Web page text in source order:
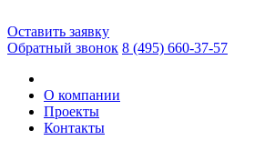
Оставить заявку
Обратный звонок 8 (495) 660-37-57
О компании
Проекты
Контакты